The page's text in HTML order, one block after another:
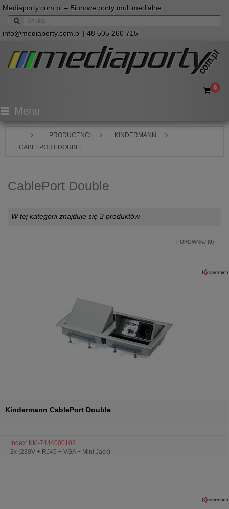
Mediaporty.com.pl – Biurowe porty multimedialne
info@mediaporty.com.pl | 48 505 260 715
0
Menu
PRODUCENCI
KINDERMANN
CABLEPORT DOUBLE
CablePort Double
W tej kategorii znajduje się 2 produktów.
PORÓWNAJ (0)
Kindermann CablePort Double
Index: KM-7444000103
2x (230V + RJ45 + VGA + Mini Jack)